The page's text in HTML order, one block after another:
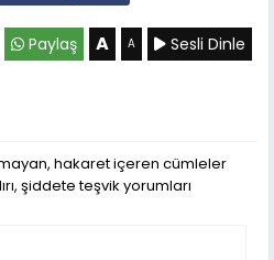
Paylaş A A Sesli Dinle
hakaret içeren cümleler
şiddete teşvik yorumları